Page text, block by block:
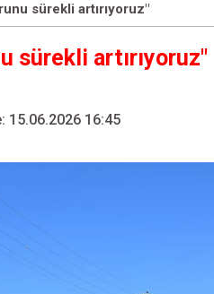
sürekli artırıyoruz"
sürekli artırıyoruz"
15.06.2026 16:45